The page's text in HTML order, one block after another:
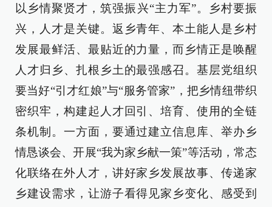
以乡情聚贤才，筑强振兴“主力军”。乡村要振
兴，人才是关键。返乡青年、本土能人是乡村
发展最鲜活、最贴近的力量，而乡情正是唤醒
人才归乡、扎根乡土的最强感召。基层党组织
要当好“引才红娘”与“服务管家”，把乡情纽带织
密织牢，构建起人才回引、培育、使用的全链
条机制。一方面，要通过建立信息库、举办乡
情恳谈会、开展“我为家乡献一策”等活动，常态
化联络在外人才，讲好家乡发展故事、传递家
乡建设需求，让游子看得见家乡变化、感受到